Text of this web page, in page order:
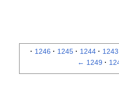
1243
1244
1245
1246
1249
←